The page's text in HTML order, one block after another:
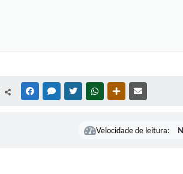
FACEBOOKMESSENGER
TWITTERWHATSAPPOUTRAS MÍDIAS
Velocidade de leitura: